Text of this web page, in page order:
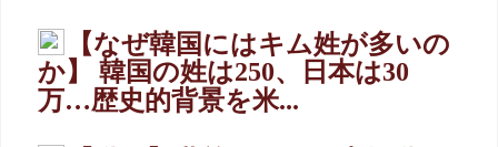
【なぜ韓国にはキム姓が多いの
か】 韓国の姓は250、日本は30
万…歴史的背景を米...